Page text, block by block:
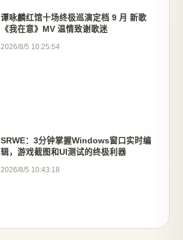
谭咏麟红馆十场终极巡演定档 9 月 新歌
《我在意》MV 温情致谢歌迷
2026/8/5 10:25:54
SRWE：3分钟掌握Windows窗口实时编
辑，游戏截图和UI测试的终极利器
2026/8/5 10:43:18